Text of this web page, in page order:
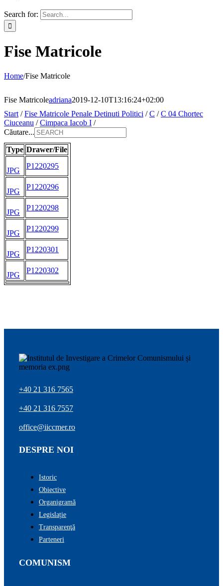
Search for:
Fise Matricole
Home/Fise Matricole
Fise Matricoleadriana2019-12-10T13:16:24+02:00
Start /Fise Matricole Penale Detinuti Politici /C /C 04 Chortec
Ciuceanu /Cimpaca Iacob I /
Căutare...
Type Drawer/File
JPG
P1220295
JPG
P1220296
JPG
P1220298
JPG
P1220299
JPG
P1220301
JPG
P1220302
+40 21 316 7565
+40 21 316 7557
office@iiccmer.ro
DESPRE NOI
Istoric
Obiective
Organigramă
Legislație
Transparenţă
Parteneri
COMUNISM